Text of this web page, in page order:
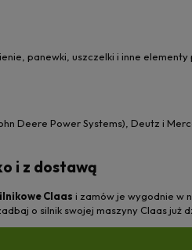
panewki, uszczelki i inne
Deere Power Systems), Deutz i
i z dostawą
Claas i zamów je wygodnie w
o silnik swojej maszyny Claas już